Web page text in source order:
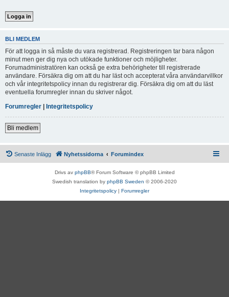
BLI MEDLEM
För att logga in så måste du vara registrerad. Registreringen tar bara någon
minut men ger dig nya och utökade funktioner och möjligheter.
Forumadministratören kan också ge extra behörigheter till registrerade
användare. Försäkra dig om att du har läst och accepterat våra användarvillkor
och vår integritetspolicy innan du registrerar dig. Försäkra dig om att du läst
eventuella forumregler innan du skriver något.
Forumregler | Integritetspolicy
Bli medlem
Senaste Inlägg Nyhetssidorna Forumindex
Drivs av phpBB® Forum Software © phpBB Limited
Swedish translation by phpBB Sweden © 2006-2020
Integritetspolicy | Forumregler